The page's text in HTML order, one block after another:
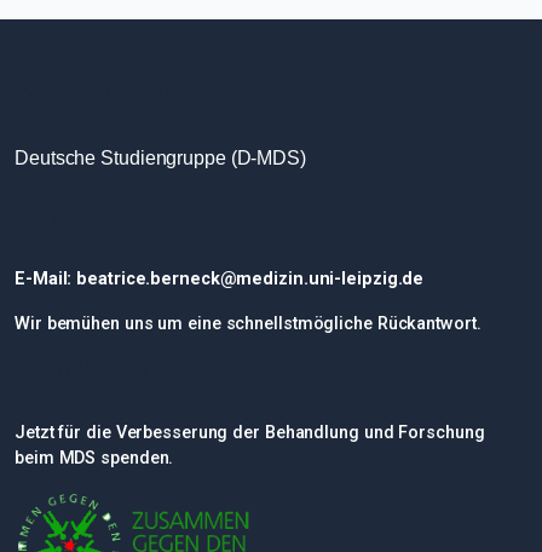
Deutsche Studiengruppe (D-MDS)
E-Mail: beatrice.berneck@medizin.uni-leipzig.de
Wir bemühen uns um eine schnellstmögliche Rückantwort.
Jetzt für die Verbesserung der Behandlung und Forschung
beim MDS spenden.